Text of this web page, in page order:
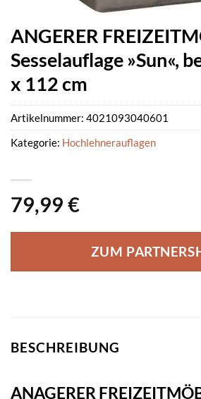
ANGERER
Sesselauflage »Sun«,
x 112 cm
79,99 €
ZUM
Artikelnummer: 4021093040601
Kategorie: Hochlehnerauflagen
BESCHREIBUNG
ANAGERER